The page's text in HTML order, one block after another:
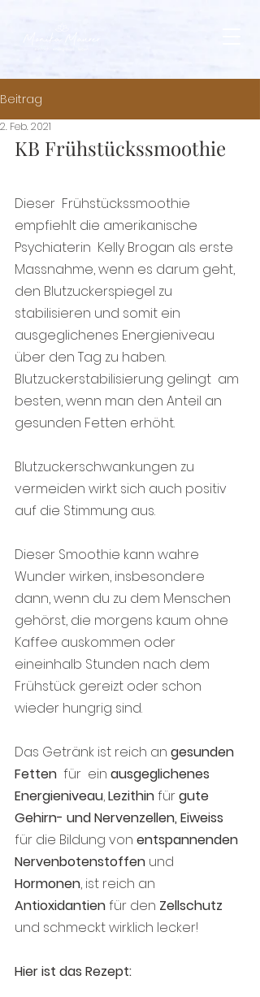
Beitrag
2. Feb. 2021
KB Frühstückssmoothie
Dieser  Frühstückssmoothie
empfiehlt die amerikanische
Psychiaterin  Kelly Brogan als erste
Massnahme, wenn es darum geht,
den Blutzuckerspiegel zu
stabilisieren und somit ein
ausgeglichenes Energieniveau
über den Tag zu haben.
Blutzuckerstabilisierung gelingt  am
besten, wenn man den Anteil an
gesunden Fetten erhöht.
Blutzuckerschwankungen zu
vermeiden wirkt sich auch positiv
auf die Stimmung aus.
Dieser Smoothie kann wahre
Wunder wirken, insbesondere
dann, wenn du zu dem Menschen
gehörst, die morgens kaum ohne
Kaffee auskommen oder
eineinhalb Stunden nach dem
Frühstück gereizt oder schon
wieder hungrig sind.
Das Getränk ist reich an gesunden
Fetten
  für  ein
ausgeglichenes
Energieniveau, Lezithin für gute
Gehirn- und Nervenzellen, Eiweiss
für die Bildung von entspannenden
Nervenbotenstoffen und
Hormonen, ist reich an
Antioxidantien für den Zellschutz
und schmeckt wirklich lecker!
Hier ist das Rezept: